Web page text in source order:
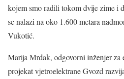
kojem smo radili tokom dvije zime i
se nalazi na oko 1.600 metara
Vukotić.
Marija Mrdak, odgovorni inženjer za
projekat vjetroelektrane Gvozd